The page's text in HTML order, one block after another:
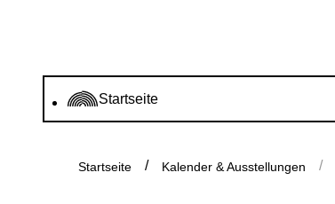
Startseite
Startseite Kalender & Ausstellungen